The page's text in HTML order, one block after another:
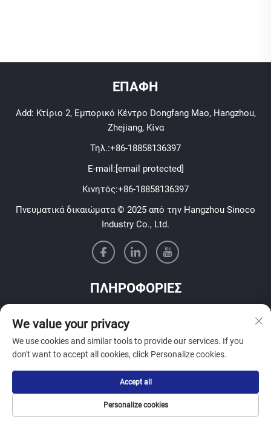
ΕΠΑΦΗ
Add: Κτίριο 2, Εμπορικό Κέντρο Dongfang Mao, Hangzhou,
Zhejiang, Κίνα
Τηλ.:+86-18858136397
E-mail:[email protected]
Κινητός:+86-18858136397
Πνευματικά δικαιώματα © 2025 από την Hangzhou Sinoco
Industry Co., Ltd.
ΠΛΗΡΟΦΟΡΙΕΣ
μας δελτίο
Υποβολή
We value your privacy
We use cookies and similar tools to provide our services. If you
don't want to accept all cookies, click Personalize cookies.
Personalize cookies
Accept all